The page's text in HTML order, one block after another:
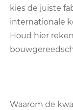
kies de juiste
internationale
Houd hier
Waarom de